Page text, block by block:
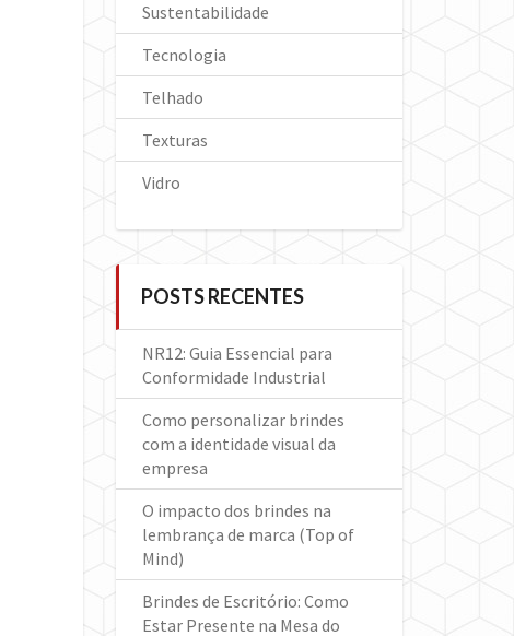
Sustentabilidade
Tecnologia
Telhado
Texturas
Vidro
POSTS RECENTES
NR12: Guia Essencial para
Conformidade Industrial
Como personalizar brindes
com a identidade visual da
empresa
O impacto dos brindes na
lembrança de marca (Top of
Mind)
Brindes de Escritório: Como
Estar Presente na Mesa do